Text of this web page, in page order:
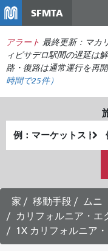
SFMTA
アラート 最終更新：マカ
ィビサデロ駅間の遅延は
路・復路は通常運行を再開
時間で25件）
出
発
終
了
家 移動手段
ムニ
カリフォルニア・エ
1X カリフォルニア